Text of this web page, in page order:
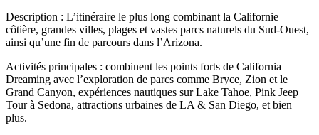
Description : L’itinéraire le plus long combinant la Californie
côtière, grandes villes, plages et vastes parcs naturels du Sud-Ouest,
ainsi qu’une fin de parcours dans l’Arizona.
Activités principales : combinent les points forts de California
Dreaming avec l’exploration de parcs comme Bryce, Zion et le
Grand Canyon, expériences nautiques sur Lake Tahoe, Pink Jeep
Tour à Sedona, attractions urbaines de LA & San Diego, et bien
plus.